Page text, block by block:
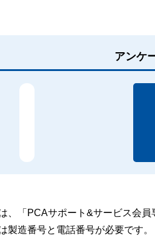
アンケ
、「PCAサポート&サービス会員
製造番号と電話番号が必要です。